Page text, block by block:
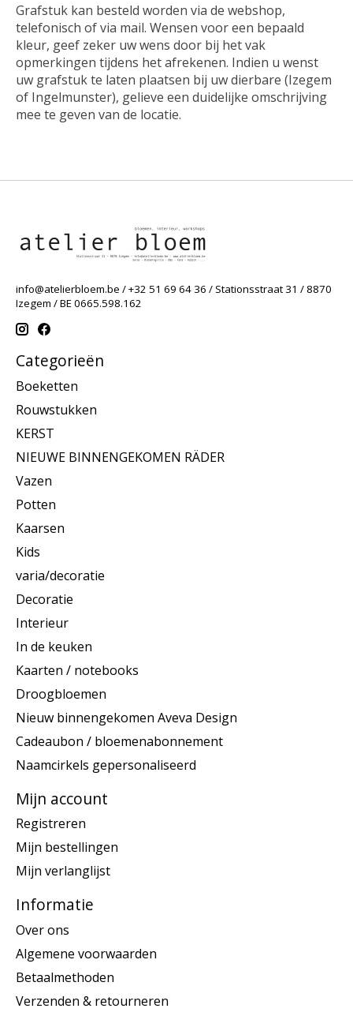
Grafstuk kan besteld worden via de webshop,
telefonisch of via mail. Wensen voor een bepaald
kleur, geef zeker uw wens door bij het vak
opmerkingen tijdens het afrekenen. Indien u wenst
uw grafstuk te laten plaatsen bij uw dierbare (Izegem
of Ingelmunster), gelieve een duidelijke omschrijving
mee te geven van de locatie.
info@atelierbloem.be / +32 51 69 64 36 / Stationsstraat 31 / 8870
Izegem / BE 0665.598.162
Categorieën
Boeketten
Rouwstukken
KERST
NIEUWE BINNENGEKOMEN RÄDER
Vazen
Potten
Kaarsen
Kids
varia/decoratie
Decoratie
Interieur
In de keuken
Kaarten / notebooks
Droogbloemen
Nieuw binnengekomen Aveva Design
Cadeaubon / bloemenabonnement
Naamcirkels gepersonaliseerd
Mijn account
Registreren
Mijn bestellingen
Mijn verlanglijst
Informatie
Over ons
Algemene voorwaarden
Betaalmethoden
Verzenden & retourneren